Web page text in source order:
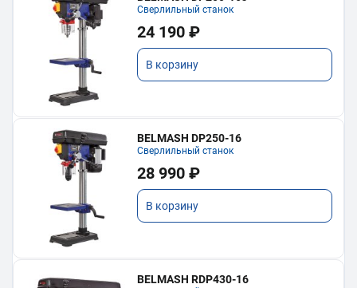
Сверлильный станок
24 190 ₽
В корзину
BELMASH DP250-16
Сверлильный станок
28 990 ₽
В корзину
BELMASH RDP430-16